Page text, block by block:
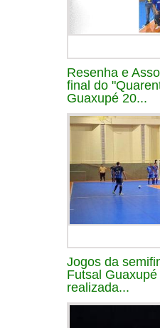
Resenha e
final do
Guaxupé 20...
Jogos da
Futsal
realizada...